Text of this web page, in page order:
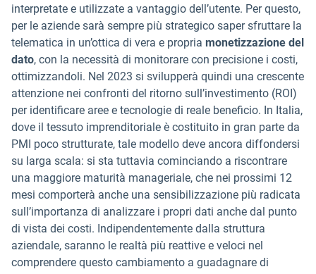
interpretate e utilizzate a vantaggio dell’utente. Per questo,
per le aziende sarà sempre più strategico saper sfruttare la
telematica in un’ottica di vera e propria monetizzazione del
dato, con la necessità di monitorare con precisione i costi,
ottimizzandoli. Nel 2023 si svilupperà quindi una crescente
attenzione nei confronti del ritorno sull’investimento (ROI)
per identificare aree e tecnologie di reale beneficio. In Italia,
dove il tessuto imprenditoriale è costituito in gran parte da
PMI poco strutturate, tale modello deve ancora diffondersi
su larga scala: si sta tuttavia cominciando a riscontrare
una maggiore maturità manageriale, che nei prossimi 12
mesi comporterà anche una sensibilizzazione più radicata
sull’importanza di analizzare i propri dati anche dal punto
di vista dei costi. Indipendentemente dalla struttura
aziendale, saranno le realtà più reattive e veloci nel
comprendere questo cambiamento a guadagnare di